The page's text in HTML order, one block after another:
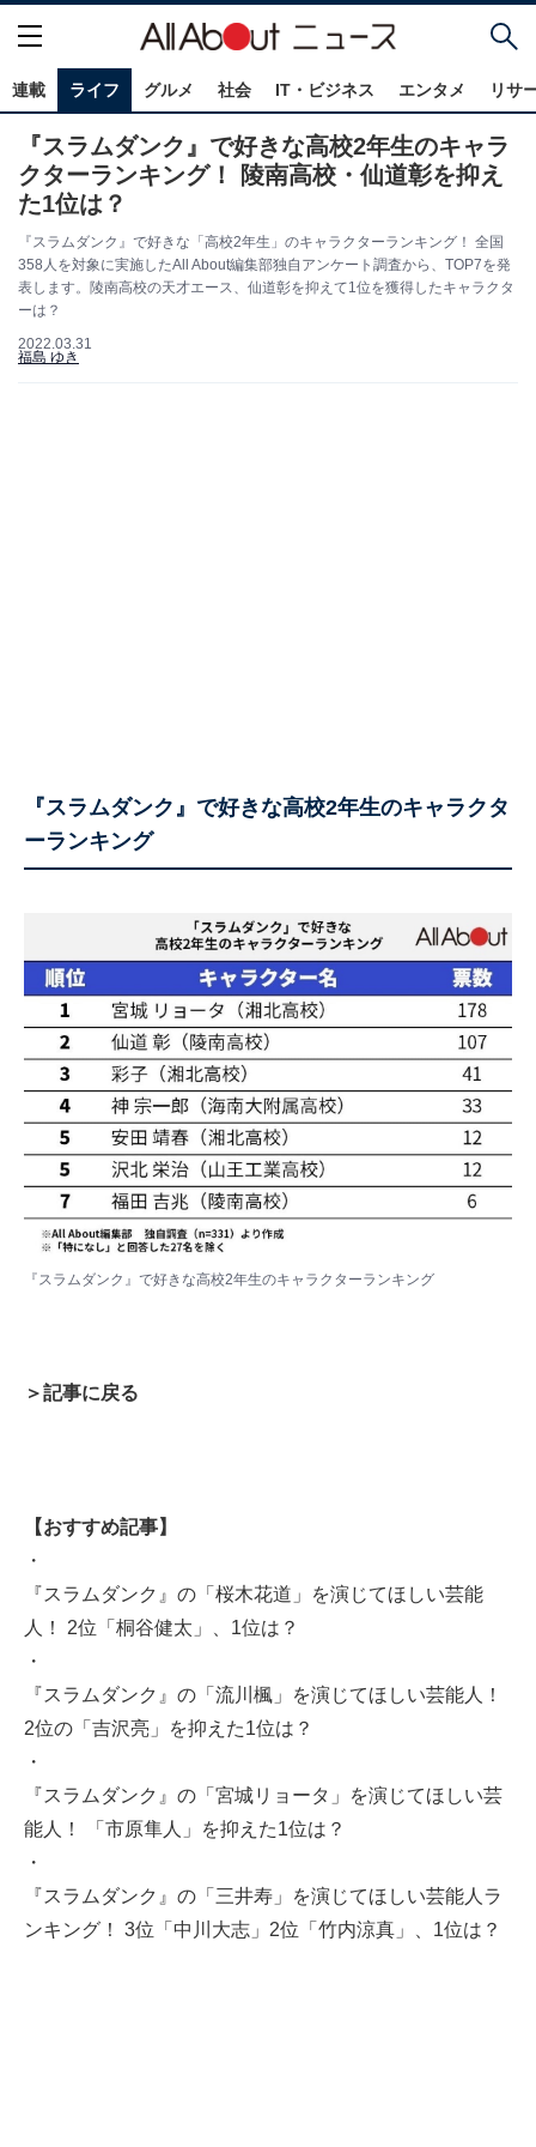
連載 ライフ グルメ 社会 IT・ビジネス エンタメ リサ
『スラムダンク』で好きな高校2年生のキャラ
クターランキング！ 陵南高校・仙道彰を抑え
た1位は？
『スラムダンク』で好きな「高校2年生」のキャラクターランキング！ 全国
358人を対象に実施したAll About編集部独自アンケート調査から、TOP7を発
表します。陵南高校の天才エース、仙道彰を抑えて1位を獲得したキャラクタ
ーは？
2022.03.31
福島 ゆき
『スラムダンク』で好きな高校2年生のキャラクタ
ーランキング
『スラムダンク』で好きな高校2年生のキャラクターランキング
＞記事に戻る
【おすすめ記事】
・
『スラムダンク』の「桜木花道」を演じてほしい芸能
人！ 2位「桐谷健太」、1位は？
・
『スラムダンク』の「流川楓」を演じてほしい芸能人！
2位の「吉沢亮」を抑えた1位は？
・
『スラムダンク』の「宮城リョータ」を演じてほしい芸
能人！ 「市原隼人」を抑えた1位は？
・
『スラムダンク』の「三井寿」を演じてほしい芸能人ラ
ンキング！ 3位「中川大志」2位「竹内涼真」、1位は？